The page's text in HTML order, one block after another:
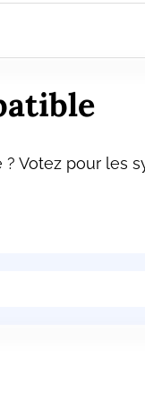
Votez pour les